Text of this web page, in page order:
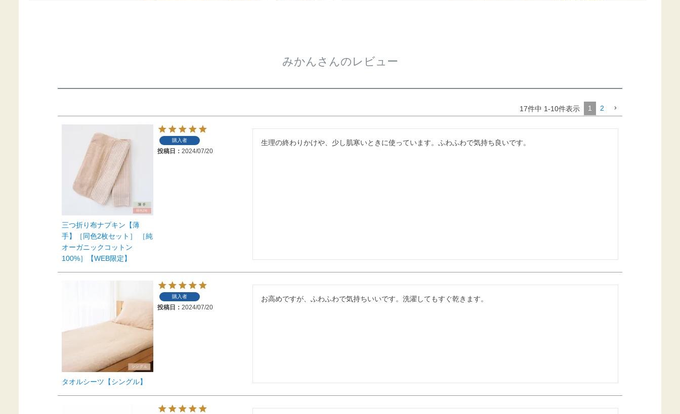
みかんさんのレビュー
17件中 1-10件表示 1 2
三つ折り布ナプキン【薄
手】［同色2枚セット］ ［純
オーガニックコットン
100%］【WEB限定】
購入者
投稿日 2024/07/20
生理の終わりかけや、少し肌寒いときに使っています。ふわふわで気持ち良いです。
タオルシーツ【シングル】
購入者
投稿日 2024/07/20
お高めですが、ふわふわで気持ちいいです。洗濯してもすぐ乾きます。